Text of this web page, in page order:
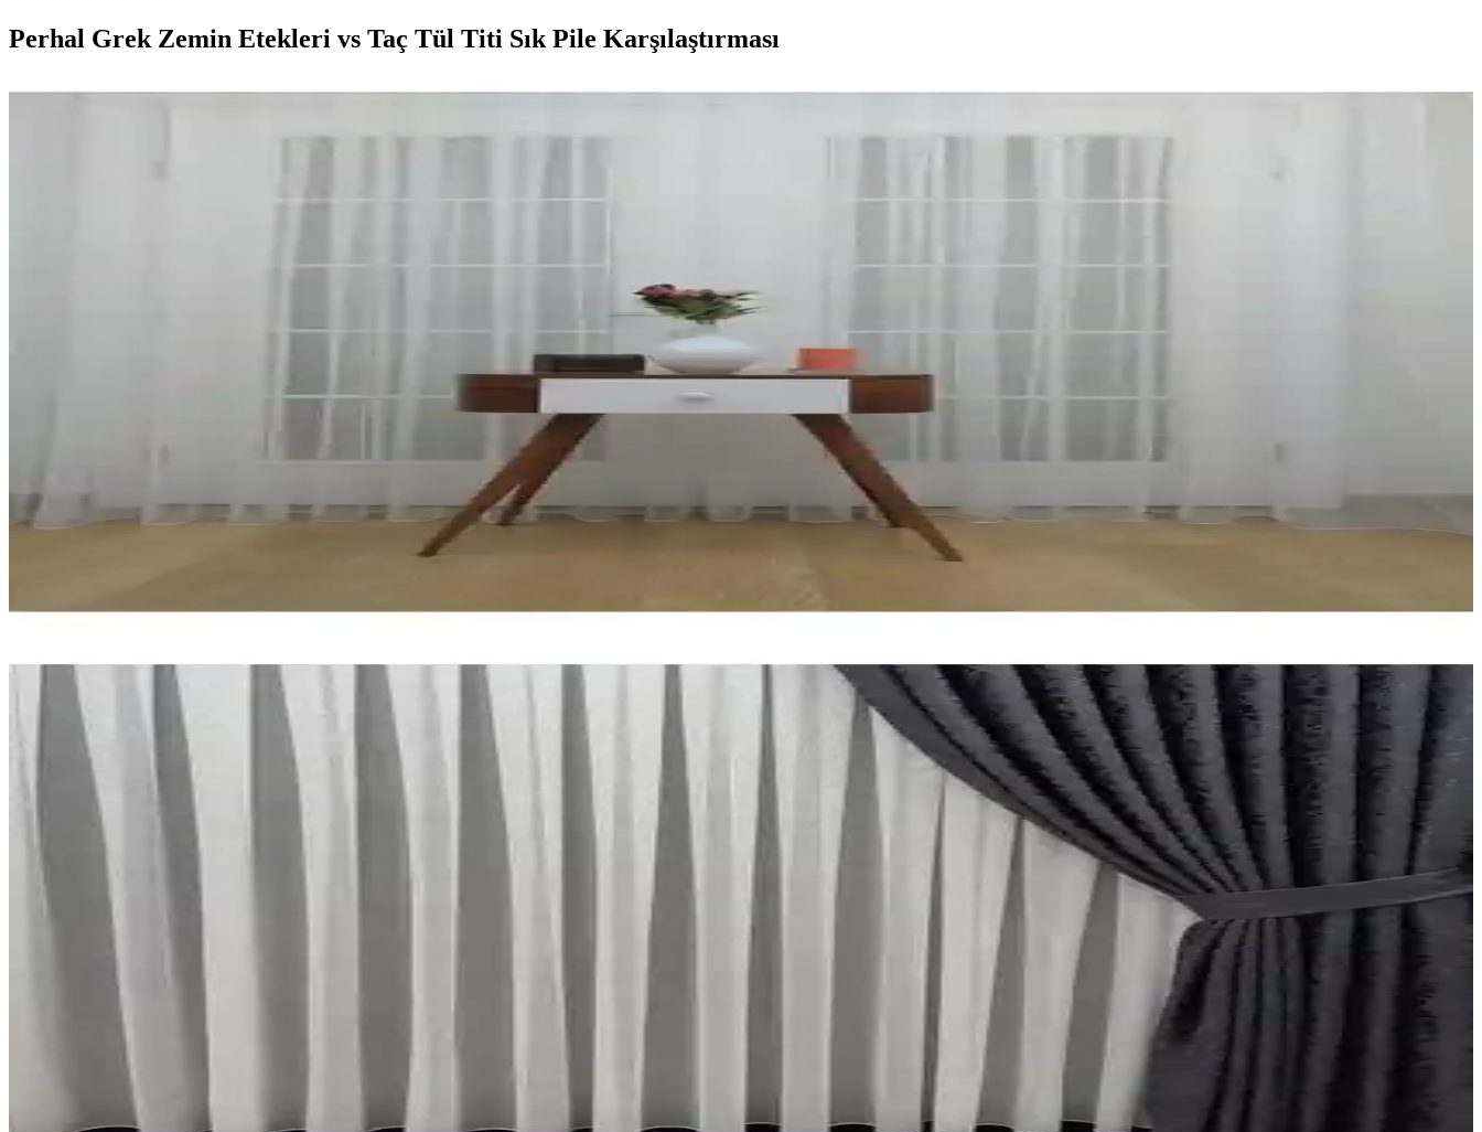
Perhal Grek Zemin Etekleri vs Taç Tül Titi Sık Pile Karşılaştırması